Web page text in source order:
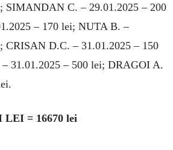
SIMANDAN C. – 29.01.2025 – 200
– 170 lei; NUTA B. –
CRISAN D.C. – 31.01.2025 – 150
31.01.2025 – 500 lei; DRAGOI A.
= 16670 lei